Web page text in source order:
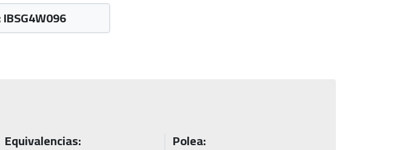
Equivalencias: Polea: